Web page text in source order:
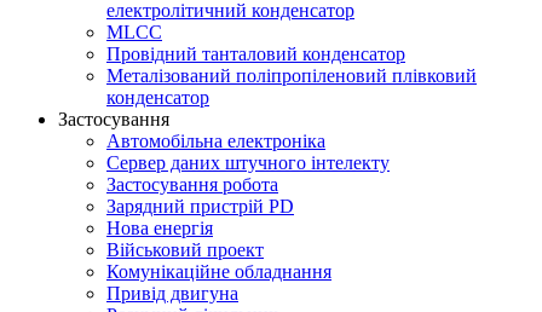
електролітичний конденсатор
MLCC
Провідний танталовий конденсатор
Металізований поліпропіленовий плівковий
конденсатор
Застосування
Автомобільна електроніка
Сервер даних штучного інтелекту
Застосування робота
Зарядний пристрій PD
Нова енергія
Військовий проект
Комунікаційне обладнання
Привід двигуна